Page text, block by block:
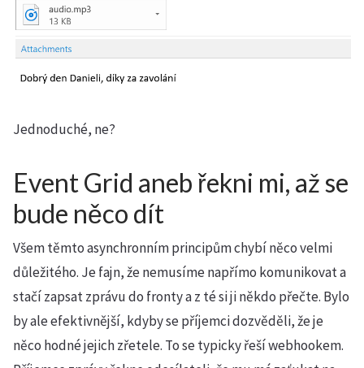
Jednoduché, ne?
Event Grid aneb řekni mi, až se
bude něco dít
Všem těmto asynchronním principům chybí něco velmi
důležitého. Je fajn, že nemusíme napřímo komunikovat a
stačí zapsat zprávu do fronty a z té si ji někdo přečte. Bylo
by ale efektivnější, kdyby se příjemci dozvěděli, že je
něco hodné jejich zřetele. To se typicky řeší webhookem.